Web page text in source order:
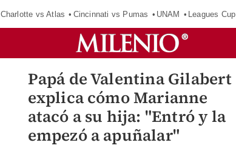
Charlotte vs Atlas Cincinnati vs Pumas UNAM Leagues Cup
Papá de Valentina Gilabert
explica cómo Marianne
atacó a su hija: "Entró y la
empezó a apuñalar"